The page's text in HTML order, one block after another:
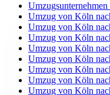
Umzug von Köln
Umzug von Köln
Umzug von Köln
Umzug von Köln
Umzug von Köln
Umzug von Köln
Umzug von Köln
Umzug von Köln